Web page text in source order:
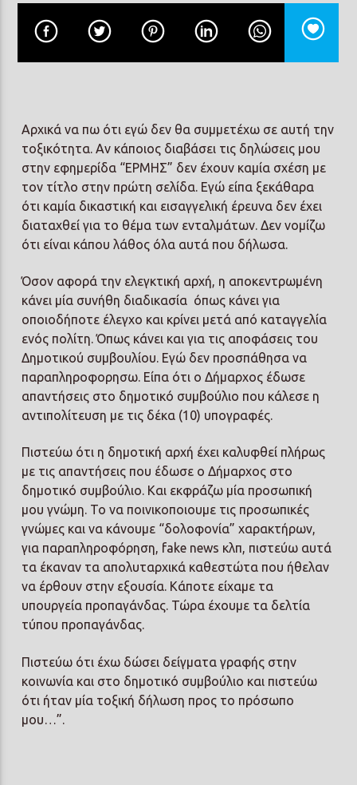
Αρχικά να πω ότι εγώ δεν θα συμμετέχω σε αυτή την
τοξικότητα. Αν κάποιος διαβάσει τις δηλώσεις μου
στην εφημερίδα “ΕΡΜΗΣ” δεν έχουν καμία σχέση με
τον τίτλο στην πρώτη σελίδα. Εγώ είπα ξεκάθαρα
ότι καμία δικαστική και εισαγγελική έρευνα δεν έχει
διαταχθεί για το θέμα των ενταλμάτων. Δεν νομίζω
ότι είναι κάπου λάθος όλα αυτά που δήλωσα.
Όσον αφορά την ελεγκτική αρχή, η αποκεντρωμένη
κάνει μία συνήθη διαδικασία όπως κάνει για
οποιοδήποτε έλεγχο και κρίνει μετά από καταγγελία
ενός πολίτη. Όπως κάνει και για τις αποφάσεις του
Δημοτικού συμβουλίου. Εγώ δεν προσπάθησα να
παραπληροφορησω. Είπα ότι ο Δήμαρχος έδωσε
απαντήσεις στο δημοτικό συμβούλιο που κάλεσε η
αντιπολίτευση με τις δέκα (10) υπογραφές.
Πιστεύω ότι η δημοτική αρχή έχει καλυφθεί πλήρως
με τις απαντήσεις που έδωσε ο Δήμαρχος στο
δημοτικό συμβούλιο. Και εκφράζω μία προσωπική
μου γνώμη. Το να ποινικοποιουμε τις προσωπικές
γνώμες και να κάνουμε “δολοφονία” χαρακτήρων,
για παραπληροφόρηση, fake news κλπ, πιστεύω αυτά
τα έκαναν τα απολυταρχικά καθεστώτα που ήθελαν
να έρθουν στην εξουσία. Κάποτε είχαμε τα
υπουργεία προπαγάνδας. Τώρα έχουμε τα δελτία
τύπου προπαγάνδας.
Πιστεύω ότι έχω δώσει δείγματα γραφής στην
κοινωνία και στο δημοτικό συμβούλιο και πιστεύω
ότι ήταν μία τοξική δήλωση προς το πρόσωπο
μου…”.